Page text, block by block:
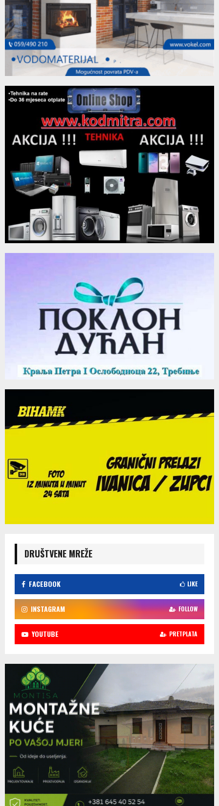
DRUŠTVENE MREŽE
FACEBOOK LIKE
INSTAGRAM FOLLOW
YOUTUBE PRETPLATA